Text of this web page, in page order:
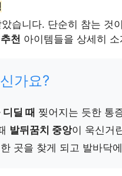
습니다. 단순히 참는 것
천 아이템들을 상세히
가요?
딜 때 찢어지는 듯한 통
발뒤꿈치 중앙이 욱신거
곳을 찾게 되고 발바닥에